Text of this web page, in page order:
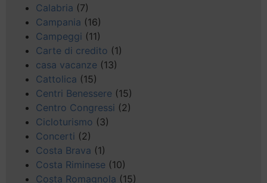
Calabria (7)
Campania (16)
Campeggi (11)
Carte di credito (1)
casa vacanze (13)
Cattolica (15)
Centri Benessere (15)
Centro Congressi (2)
Cicloturismo (3)
Concerti (2)
Costa Brava (1)
Costa Riminese (10)
Costa Romagnola (15)